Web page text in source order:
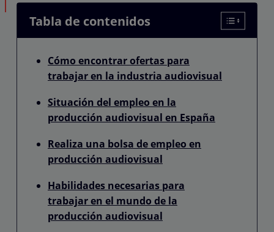
Tabla de contenidos
Cómo encontrar ofertas para
trabajar en la industria audiovisual
Situación del empleo en la
producción audiovisual en España
Realiza una bolsa de empleo en
producción audiovisual
Habilidades necesarias para
trabajar en el mundo de la
producción audiovisual